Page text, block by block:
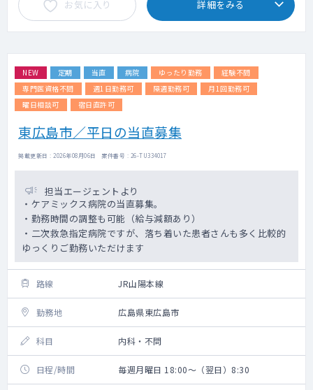
お気に入り 詳細をみる
NEW 定期 当直 病院 ゆったり勤務
経験不問
専門医資格不問
週1日勤務可 隔週勤務可
月1回勤務可
曜日相談可
宿日直許可
東広島市／平日の当直募集
掲載更新日 : 2026年08月06日 案件番号 : 26-TU334017
担当エージェントより
・ケアミックス病院の当直募集。
・勤務時間の調整も可能（給与減額あり）
・二次救急指定病院ですが、落ち着いた患者さんも多く比較的
ゆっくりご勤務いただけます
路線 JR山陽本線
勤務地 広島県東広島市
科目 内科・不問
日程/時間 毎週月曜日 18:00～（翌日）8:30